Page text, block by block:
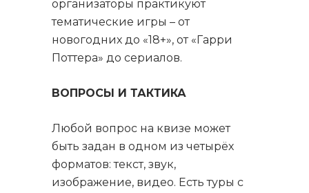
организаторы практикуют
тематические игры – от
новогодних до «18+», от «Гарри
Поттера» до сериалов.
ВОПРОСЫ И ТАКТИКА
Любой вопрос на квизе может
быть задан в одном из четырёх
форматов: текст, звук,
изображение, видео. Есть туры с